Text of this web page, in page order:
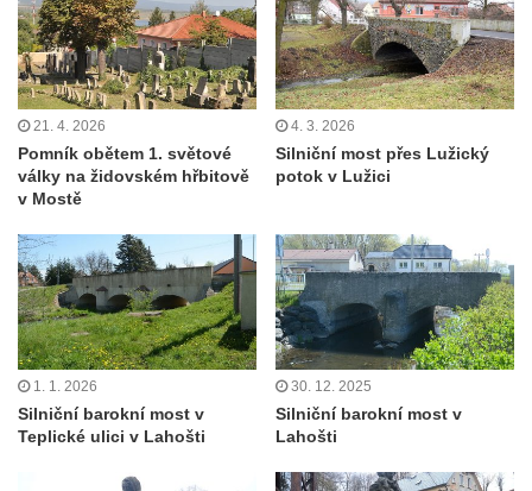
21. 4. 2026
Pomník obětem 1. světové
války na židovském hřbitově
v Mostě
4. 3. 2026
Silniční most přes Lužický
potok v Lužici
1. 1. 2026
Silniční barokní most v
Teplické ulici v Lahošti
30. 12. 2025
Silniční barokní most v
Lahošti